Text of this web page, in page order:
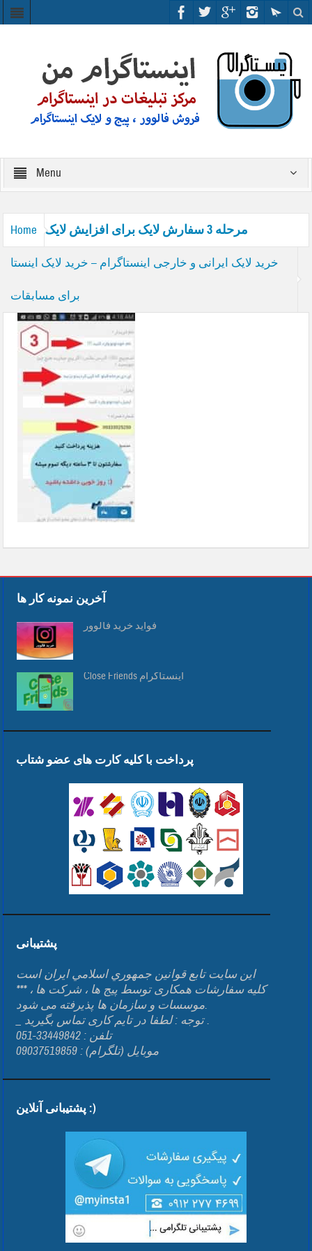
Menu
Home
خرید لایک ایرانی و خارجی اینستاگرام – خرید لایک اینستا
برای مسابقات
مرحله 3 سفارش لایک برای افزایش لایک
آخرین نمونه کار ها
فواید خرید فالوور
Close Friends اینستاگرام
پرداخت با کلیه کارت های عضو شتاب
پشتیبانی
اين سايت تابع قوانين جمهوري اسلامي ايران است
*** کلیه سفارشات همکاری توسط پیج ها ، شرکت ها ،
موسسات و سازمان ها پذیرفته می شود.
_ توجه : لطفا در تایم کاری تماس بگیرید .
تلفن : 33449842-051
موبایل (تلگرام) : 09037519859
پشتیبانی آنلاین :)